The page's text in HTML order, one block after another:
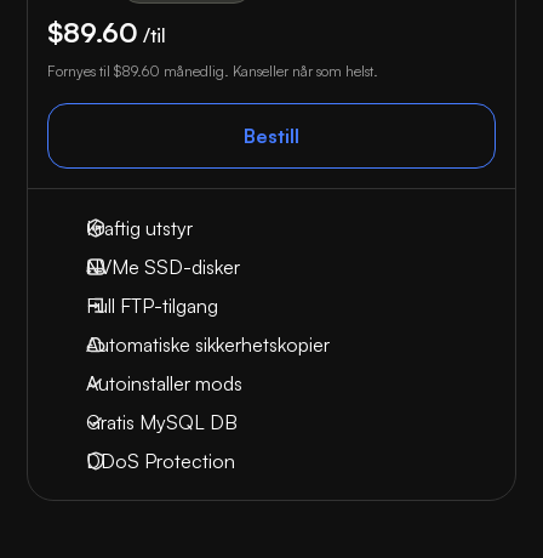
$89.60 /til
Fornyes til $89.60 månedlig. Kanseller når som helst.
Bestill
Kraftig utstyr
NVMe SSD-disker
Full FTP-tilgang
Automatiske sikkerhetskopier
Autoinstaller mods
Gratis MySQL DB
DDoS Protection